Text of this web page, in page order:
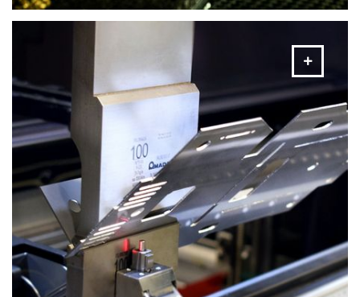
ultimata plåtlösningen. Utrustad med fiberlasermotor för
maximal flexibilitet och produktivitet.